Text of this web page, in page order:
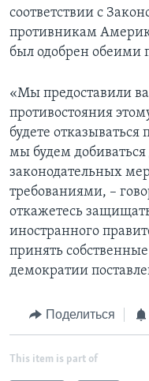
соответствии с
противникам
был одобрен обеими
«Мы предоставили
противостояния
будете
мы будем
законодательных
требованиями, –
откажетесь
иностранного
принять
демократии
Поделиться
This item is part of